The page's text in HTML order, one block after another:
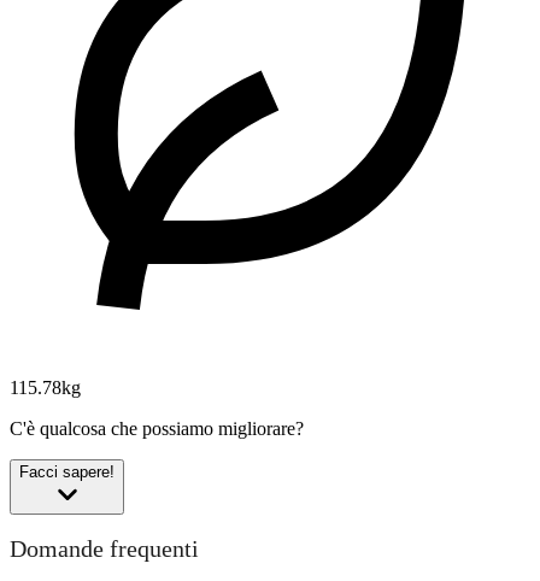
115.78kg
C'è qualcosa che possiamo migliorare?
Facci sapere!
Domande frequenti